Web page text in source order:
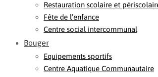
Restauration scolaire et
Fête de l’enfance
Centre social intercommunal
Bouger
Equipements sportifs
Centre Aquatique Communautaire